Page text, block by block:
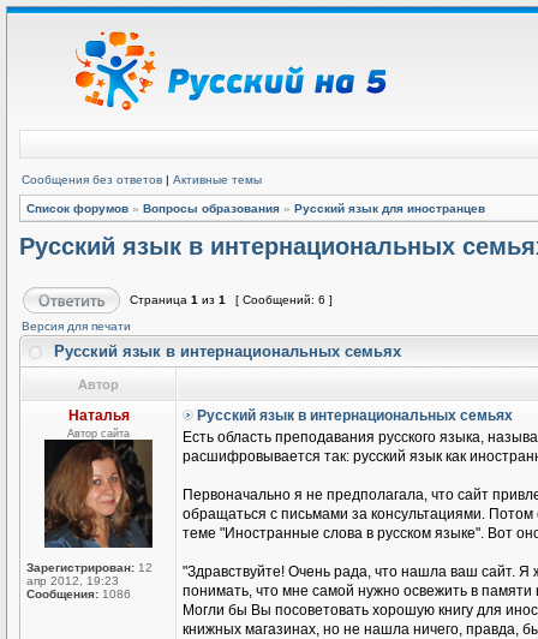
Сообщения без ответов | Активные темы
Список форумов » Вопросы образования » Русский язык для иностранцев
Русский язык в интернациональных
Страница 1 из 1
[ Сообщений: 6 ]
Версия для печати
Русский язык в интернациональных семьях
Автор
Наталья
Автор сайта
Зарегистрирован: 12
апр 2012, 19:23
Сообщения: 1086
Русский язык в интернациональных семьях
Есть область преподавания русского языка,
расшифровывается так: русский язык как
Первоначально я не предполагала, что сайт
обращаться с письмами за консультациями.
теме "Иностранные слова в русском языке". Вот
"Здравствуйте! Очень рада, что нашла ваш сайт. Я
понимать, что мне самой нужно освежить в памяти
Могли бы Вы посоветовать хорошую книгу для
книжных магазинах, но не нашла ничего, правда,